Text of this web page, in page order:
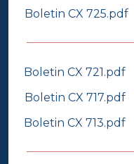
Boletin CX 725.pdf
Boletin CX 721.pdf
Boletin CX 717.pdf
Boletin CX 713.pdf